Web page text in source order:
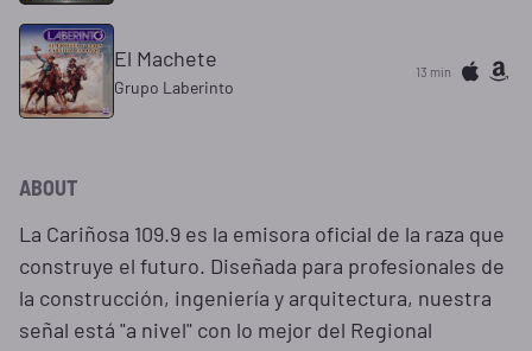
El Machete
Grupo Laberinto
13 min
ABOUT
La Cariñosa 109.9 es la emisora oficial de la raza que
construye el futuro. Diseñada para profesionales de
la construcción, ingeniería y arquitectura, nuestra
señal está "a nivel" con lo mejor del Regional